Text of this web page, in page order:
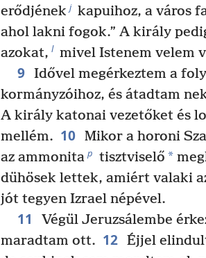
erődjének j kapuihoz, a város
ahol lakni fogok.” A király
azokat, l mivel Istenem velem
9 Idővel megérkeztem a
kormányzóihoz, és átadtam
A király katonai vezetőket és
mellém. 10 Mikor a horoni
az ammonita p tisztviselő *
dühösek lettek, amiért valaki
jót tegyen Izrael népével.
11
Végül Jeruzsálembe
maradtam ott. 12 Éjjel